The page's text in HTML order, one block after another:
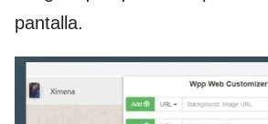
pantalla.